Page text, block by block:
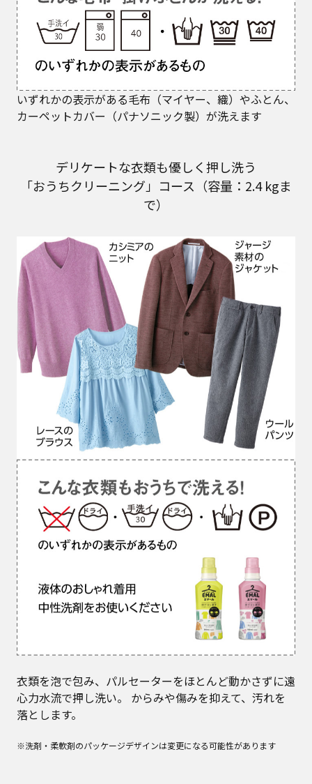
いずれかの表示がある毛布（マイヤー、織）やふとん、
カーペットカバー（パナソニック製）が洗えます
デリケートな衣類も優しく押し洗う
「おうちクリーニング」コース（容量：2.4 kgま
で）
衣類を泡で包み、パルセーターをほとんど動かさずに遠
心力水流で押し洗い。 からみや傷みを抑えて、汚れを
落とします。
※洗剤・柔軟剤のパッケージデザインは変更になる可能性があります